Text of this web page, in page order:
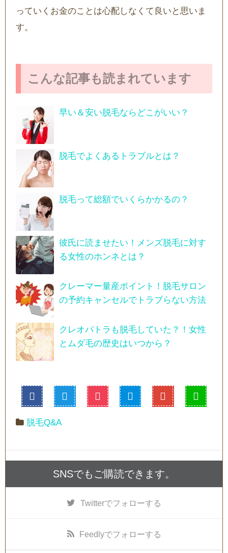
っていくお金のことは心配しなくて良いと思いま
す。
こんな記事も読まれています
早い＆安い脱毛ならどこがいい？
脱毛でよくあるトラブルとは？
脱毛って総額でいくらかかるの？
彼氏に読ませたい！メンズ脱毛に対す
る女性のホンネとは？
クレーマー量産ポイント！脱毛サロン
の予約キャンセルでトラブらない方法
クレオパトラも脱毛していた？！女性
とムダ毛の歴史はいつから？
脱毛Q&A
SNSでもご購読できます。
Twitterでフォローする
Feedlyでフォローする